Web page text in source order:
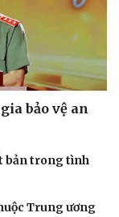
bảo vệ an
bản trong tình
Trung ương